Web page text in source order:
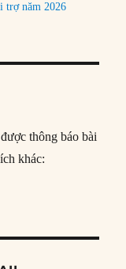
trợ năm 2026
thông báo bài
khác: